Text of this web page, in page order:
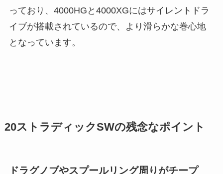
っており、4000HGと4000XGにはサイレントドラ
イブが搭載されているので、より滑らかな巻心地
となっています。
20ストラディックSWの残念なポイント
ドラグノブやスプールリング周りがチープ